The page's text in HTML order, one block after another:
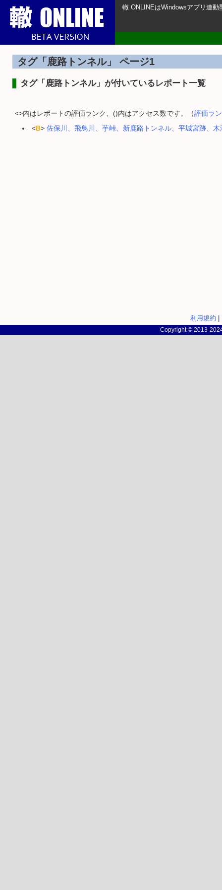
轍 ONLINEはWindowsアプリ連
タグ「鹿路トンネル」 ページ1
タグ「鹿路トンネル」が付いているレポート一覧
<>内はレポートの評価ランク、()内はアクセス数です。（評価ラ
<B> 佐保川、飛鳥川、芋峠、新鹿路トンネル、平城宮跡、木
利用規約
Copyright © 2013-